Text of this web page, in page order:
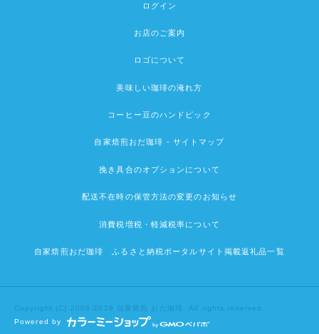
ログイン
お店のご案内
ロゴについて
美味しい珈琲の淹れ方
コーヒー豆のハンドピック
自家焙煎おだ珈琲 - サイトマップ
挽き具合のオプションについて
配送不在時の保管方法の変更のお知らせ
消費税増税・軽減税率について
自家焙煎おだ珈琲 ふるさと納税ポータルサイト掲載返礼品一覧
Copyright (C) 2008-2026 自家焙煎 おだ珈琲. All rights reserved.
Powered by